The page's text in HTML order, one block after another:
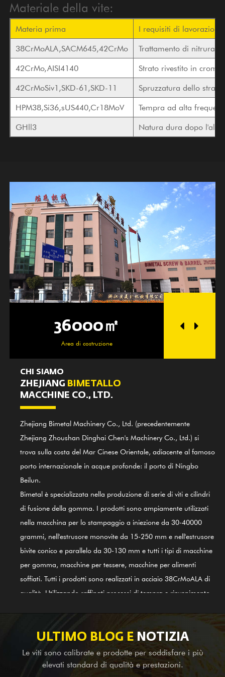
Materiale della vite:
Materia prima
I requisiti di
38CrMoALA,SACM645,42CrMo
Trattamento di
42CrMo,AISI4140
Strato rivestito in
42CrMoSiv1,SKD-61,SKD-11
Spruzzatura dello
HPM38,Si36,sUS440,Cr18MoV
Tempra ad alta
GHll3
Natura dura dopo l'alta
36000㎡
Area di costruzione
CHI SIAMO
ZHEJIANG BIMETALLO
MACCHINE CO., LTD.
Zhejiang Bimetal Machinery Co., Ltd. (precedentemente
Zhejiang Zhoushan Dinghai Chen's Machinery Co., Ltd.) si
trova sulla costa del Mar Cinese Orientale, adiacente al famoso
porto internazionale in acque profonde: il porto di Ningbo
Beilun.
Bimetal è specializzata nella produzione di serie di viti e cilindri
di fusione della gomma. I prodotti sono ampiamente utilizzati
nella macchina per lo stampaggio a iniezione da 30-40000
grammi, nell'estrusore monovite da 15-250 mm e nell'estrusore
bivite conico e parallelo da 30-130 mm e tutti i tipi di macchine
per gomma, macchine per tessere, macchine per alimenti
soffiati. Tutti i prodotti sono realizzati in acciaio 38CrMoALA di
qualità. Utilizzando raffinati processi di tempra e rinvenimento,
di controllo qualità internazionale ISO9002, i prodotti sono in
linea con gli standard internazionali. Anche il cilindro a vite in
lega a base di nichel GⅡ 113 (ultimo acciaio 3#) è uno dei
nostri primi prodotti; è applicabile per la saldatura di bimetalli
ULTIMO BLOG E NOTIZIA
Le viti sono calibrate e prodotte per soddisfare i più
elevati standard di qualità e prestazioni.